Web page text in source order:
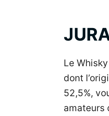
Le
dont
52,5%,
amateurs